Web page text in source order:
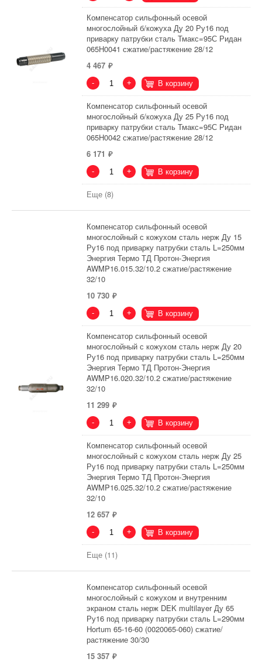
Компенсатор сильфонный осевой
многослойный б/кожуха Ду 20 Ру16 под
приварку патрубки сталь Тмакс=95С Ридан
065H0041 сжатие/растяжение 28/12
4 467
- + В корзину
Компенсатор сильфонный осевой
многослойный б/кожуха Ду 25 Ру16 под
приварку патрубки сталь Тмакс=95С Ридан
065H0042 сжатие/растяжение 28/12
6 171
- + В корзину
Еще (8)
Компенсатор сильфонный осевой
многослойный с кожухом сталь нерж Ду 15
Ру16 под приварку патрубки сталь L=250мм
Энергия Термо ТД Протон-Энергия
AWMP16.015.32/10.2 сжатие/растяжение
32/10
10 730
- + В корзину
Компенсатор сильфонный осевой
многослойный с кожухом сталь нерж Ду 20
Ру16 под приварку патрубки сталь L=250мм
Энергия Термо ТД Протон-Энергия
AWMP16.020.32/10.2 сжатие/растяжение
32/10
11 299
- + В корзину
Компенсатор сильфонный осевой
многослойный с кожухом сталь нерж Ду 25
Ру16 под приварку патрубки сталь L=250мм
Энергия Термо ТД Протон-Энергия
AWMP16.025.32/10.2 сжатие/растяжение
32/10
12 657
- + В корзину
Еще (11)
Компенсатор сильфонный осевой
многослойный с кожухом и внутренним
экраном сталь нерж DEK multilayer Ду 65
Ру16 под приварку патрубки сталь L=290мм
Hortum 65-16-60 (0020065-060) сжатие/
растяжение 30/30
15 357